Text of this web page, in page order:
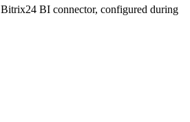
BI connector, configured during